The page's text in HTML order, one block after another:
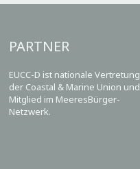
PARTNER
EUCC-D ist nationale Vertretung
der Coastal & Marine Union und
Mitglied im MeeresBürger-
Netzwerk.